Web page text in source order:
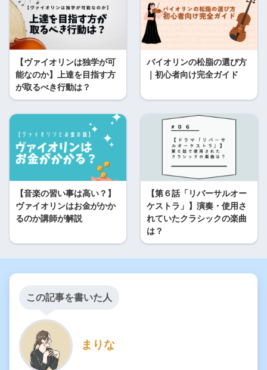
【ヴァイオリンは独学が可
能なのか】上達を目指す方
が取るべき行動は？
バイオリンの松脂の選び方
｜初心者向け完全ガイド
【音楽の習い事は高い？】
ヴァイオリンはお金がかか
るのか講師が解説
【第６話「リバーサルオー
ケストラ」】演奏・使用さ
れていたクラシックの楽曲
は？
この記事を書いた人
まりな